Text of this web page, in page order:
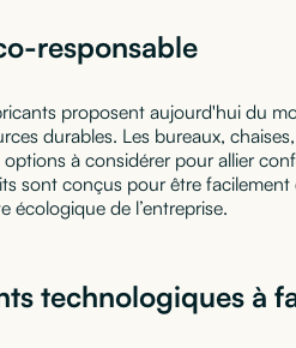
responsable
proposent aujourd'hui du
durables. Les bureaux,
options à considérer pour allier
sont conçus pour être
écologique de l’entreprise.
technologiques à